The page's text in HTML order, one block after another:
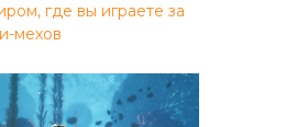
где вы играете за
мехов